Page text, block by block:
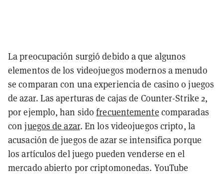
La preocupación surgió debido a que algunos
elementos de los videojuegos modernos a menudo
se comparan con una experiencia de casino o juegos
de azar. Las aperturas de cajas de Counter-Strike 2,
por ejemplo, han sidofrecuentemente comparadas
conjuegos de azar. En los videojuegos cripto, la
acusación de juegos de azar se intensifica porque
los artículos del juego pueden venderse en el
mercado abierto por criptomonedas. YouTube